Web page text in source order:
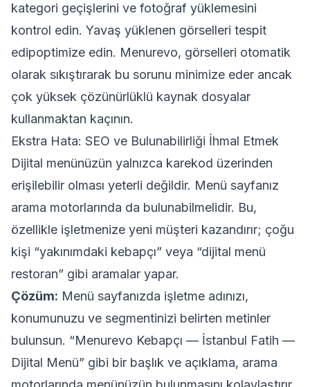
kategori geçişlerini ve fotoğraf yüklemesini
kontrol edin. Yavaş yüklenen görselleri tespit
edipoptimize edin. Menurevo, görselleri otomatik
olarak sıkıştırarak bu sorunu minimize eder ancak
çok yüksek çözünürlüklü kaynak dosyalar
kullanmaktan kaçının.
Ekstra Hata: SEO ve Bulunabilirliği İhmal Etmek
Dijital menünüzün yalnızca karekod üzerinden
erişilebilir olması yeterli değildir. Menü sayfanız
arama motorlarında da bulunabilmelidir. Bu,
özellikle işletmenize yeni müşteri kazandırır; çoğu
kişi “yakınımdaki kebapçı” veya “dijital menü
restoran” gibi aramalar yapar.
Çözüm: Menü sayfanızda işletme adınızı,
konumunuzu ve segmentinizi belirten metinler
bulunsun. “Menurevo Kebapçı — İstanbul Fatih —
Dijital Menü” gibi bir başlık ve açıklama, arama